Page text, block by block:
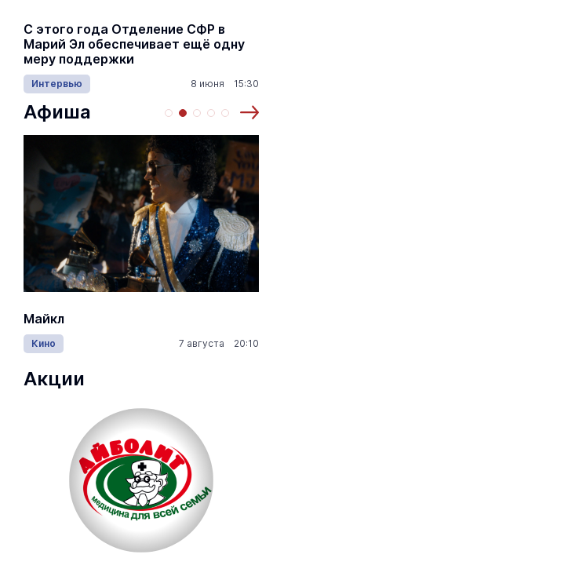
С этого года Отделение СФР в
Марий Эл обеспечивает ещё одну
меру поддержки
Интервью 8 июня 15:30
Афиша
Майкл
Кино 7 августа 20:10
Акции